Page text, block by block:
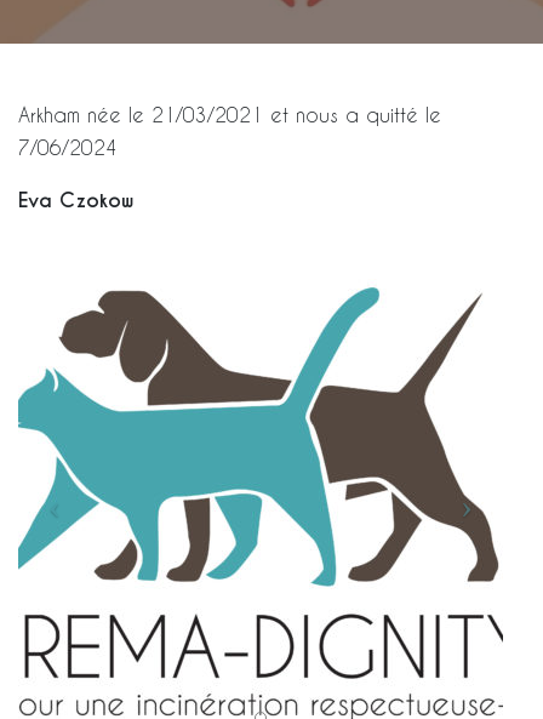
Arkham née le 21/03/2021 et nous a quitté le
7/06/2024
Eva Czokow